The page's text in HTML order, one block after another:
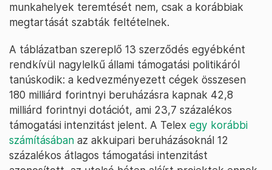
munkahelyek teremtését nem, csak a korábbiak
megtartását szabták feltételnek.
A táblázatban szereplő 13 szerződés egyébként
rendkívül nagylelkű állami támogatási politikáról
tanúskodik: a kedvezményezett cégek összesen
180 milliárd forintnyi beruházásra kapnak 42,8
milliárd forintnyi dotációt, ami 23,7 százalékos
támogatási intenzitást jelent. A Telex egy korábbi
számításában az akkuipari beruházásoknál 12
százalékos átlagos támogatási intenzitást